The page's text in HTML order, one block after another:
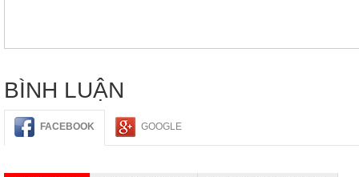
BÌNH LUẬN
FACEBOOK GOOGLE